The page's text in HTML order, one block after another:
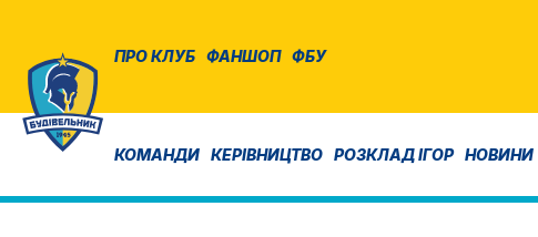
ПРО КЛУБ ФАНШОП ФБУ
КОМАНДИ КЕРІВНИЦТВО РОЗКЛАД ІГОР НОВИНИ